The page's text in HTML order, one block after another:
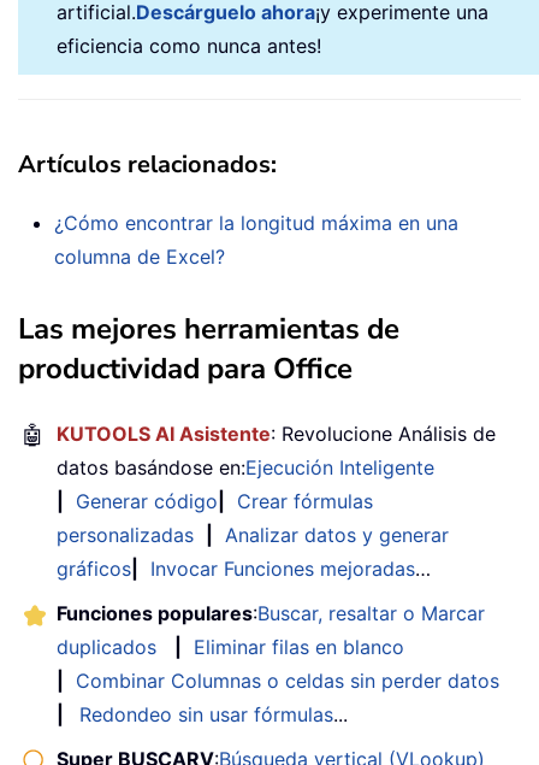
artificial.Descárguelo ahora¡y experimente una
eficiencia como nunca antes!
Artículos relacionados:
¿Cómo encontrar la longitud máxima en una
columna de Excel?
Las mejores herramientas de
productividad para Office
🤖 KUTOOLS AI Asistente: Revolucione Análisis de
datos basándose en:Ejecución Inteligente
Generar código
Crear fórmulas
personalizadas
Analizar datos y generar
gráficos
Invocar Funciones mejoradas…
Funciones populares:Buscar, resaltar o Marcar
duplicados
Eliminar filas en blanco
Combinar Columnas o celdas sin perder datos
Redondeo sin usar fórmulas...
Super BUSCARV:Búsqueda vertical (VLookup)